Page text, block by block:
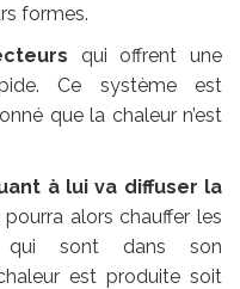
formes.
qui offrent une
Ce système est
que la chaleur n’est
à lui va diffuser la
pourra alors chauffer les
qui sont dans son
est produite soit